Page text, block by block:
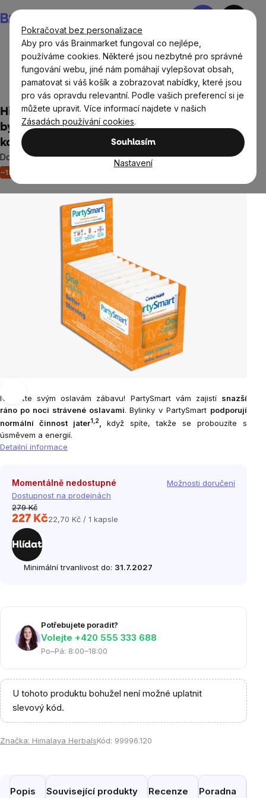
Pokračovat bez personalizace
Aby pro vás Brainmarket fungoval co nejlépe,
používáme cookies. Některé jsou nezbytné pro správné
fungování webu, jiné nám pomáhají vylepšovat obsah,
pamatovat si váš košík a zobrazovat nabídky, které jsou
pro vás opravdu relevantní. Podle vašich preferencí si je
můžete upravit. Více informací najdete v našich
Zásadách používání cookies.
Souhlasím
Nastavení
na
obsah
Nákupní
Doplňky stravy a výživa
Doplňky stravy podle orgánů a
částí těla
Játra, ledviny
Himalaya Party Smart, komplex extraktů z
bylin podporující normální činnost jater, 10
kapslí
Doplněk stravy
–18 %
produktu
je
0,0
z
5
hvězdiček.
Navraťte svým oslavám zábavu! PartySmart vám zajistí snazší
ráno po noci strávené oslavami. Bylinky v PartySmart podporují
normální činnost jater1,2, když spíte, takže se probouzíte s
úsměvem a energií.
Detailní informace
Momentálně nedostupné
Dostupnost na prodejnách
Možnosti doručení
279 Kč
227 KčMěrná
22,70 Kč / 1 kapsle
Hlídat
Minimální trvanlivost do: 31.7.2027
Potřebujete poradit?
Volejte ‭+420 555 333 688
Po–Pá: 8:00–18:00
U tohoto produktu bohužel není možné uplatnit
slevový kód.
Značka: Himalaya HerbalsKód: 99996.120
Popis Související produkty Recenze Poradna